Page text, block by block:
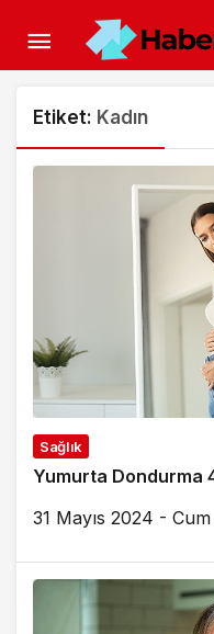
Etiket: Kadın
Sağlık
Yumurta Dondurma
31 Mayıs 2024 -